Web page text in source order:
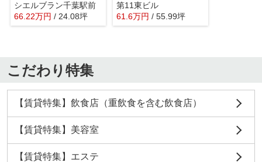
シエルブラン千葉駅前
66.22万円 / 24.08坪
第11東ビル
61.6万円 / 55.99坪
こだわり特集
【賃貸特集】飲食店（重飲食を含む飲食店）
【賃貸特集】美容室
【賃貸特集】エステ